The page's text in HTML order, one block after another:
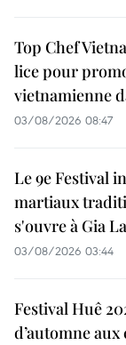
Top Chef
lice pour
vietnamienne
03/08/2026 08:47
Le 9e Festival
martiaux
s'ouvre à Gia
03/08/2026 03:44
Festival Huê
d’automne